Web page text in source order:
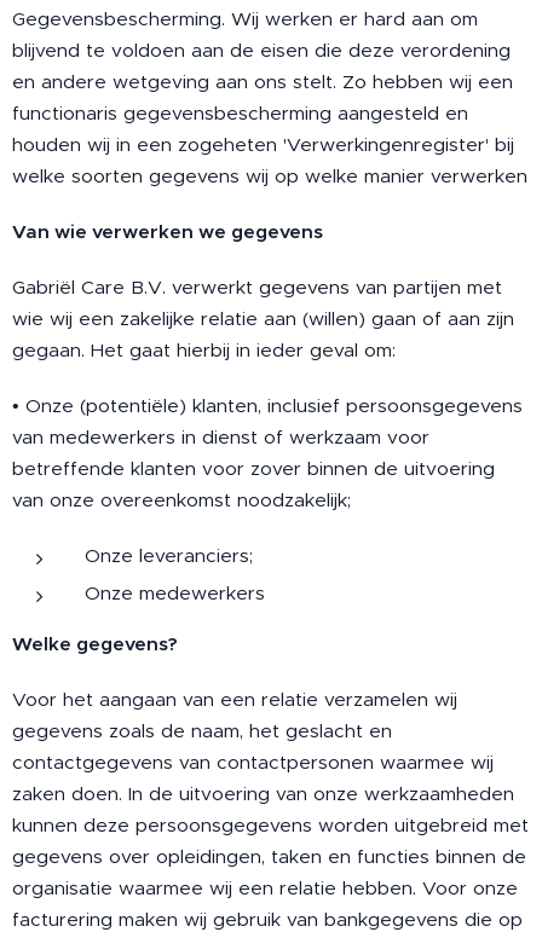
Gegevensbescherming. Wij werken er hard aan om
blijvend te voldoen aan de eisen die deze verordening
en andere wetgeving aan ons stelt. Zo hebben wij een
functionaris gegevensbescherming aangesteld en
houden wij in een zogeheten 'Verwerkingenregister' bij
welke soorten gegevens wij op welke manier verwerken
Van wie verwerken we gegevens
Gabriël Care B.V. verwerkt gegevens van partijen met
wie wij een zakelijke relatie aan (willen) gaan of aan zijn
gegaan. Het gaat hierbij in ieder geval om:
• Onze (potentiële) klanten, inclusief persoonsgegevens
van medewerkers in dienst of werkzaam voor
betreffende klanten voor zover binnen de uitvoering
van onze overeenkomst noodzakelijk;
Onze leveranciers;
Onze medewerkers
Welke gegevens?
Voor het aangaan van een relatie verzamelen wij
gegevens zoals de naam, het geslacht en
contactgegevens van contactpersonen waarmee wij
zaken doen. In de uitvoering van onze werkzaamheden
kunnen deze persoonsgegevens worden uitgebreid met
gegevens over opleidingen, taken en functies binnen de
organisatie waarmee wij een relatie hebben. Voor onze
facturering maken wij gebruik van bankgegevens die op